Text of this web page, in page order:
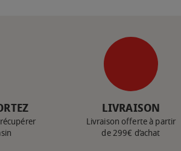
LIVRAISON
Livraison offerte à partir
de 299€ d’achat